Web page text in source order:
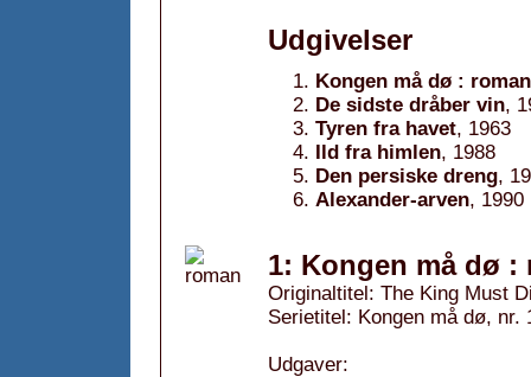
Udgivelser
Kongen må dø : roman
De sidste dråber vin,
Tyren fra havet, 1963
Ild fra himlen, 1988
Den persiske dreng,
Alexander-arven, 1990
1: Kongen må dø :
Originaltitel: The King Must
Serietitel: Kongen må dø, nr.
Udgaver: